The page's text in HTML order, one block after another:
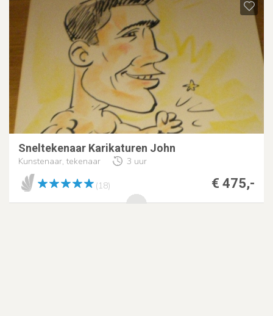
Sneltekenaar Karikaturen John
Kunstenaar, tekenaar 3 uur
€ 475,-
(18)